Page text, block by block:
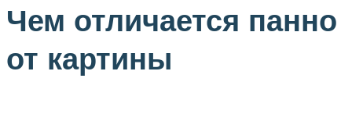
Чем отличается панно
от картины